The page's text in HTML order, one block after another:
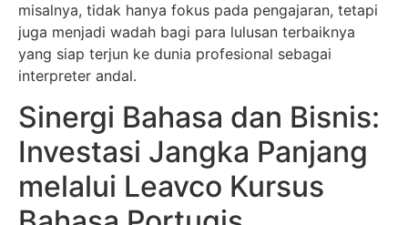
misalnya, tidak hanya fokus pada pengajaran, tetapi
juga menjadi wadah bagi para lulusan terbaiknya
yang siap terjun ke dunia profesional sebagai
interpreter andal.
Sinergi Bahasa dan Bisnis:
Investasi Jangka Panjang
melalui Leavco Kursus